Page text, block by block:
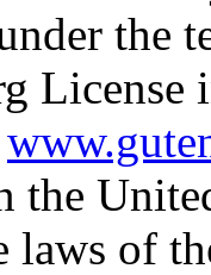
the
the
laws of